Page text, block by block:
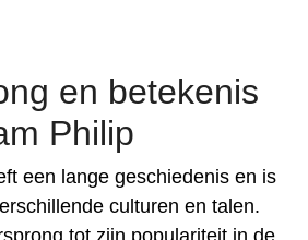
en betekenis
Philip
een lange geschiedenis en is
culturen en talen.
tot zijn populariteit in de